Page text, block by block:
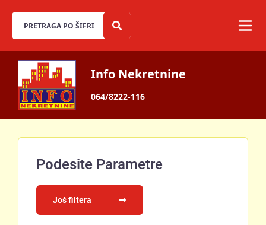
Info Nekretnine
064/8222-116
Podesite Parametre
Još filtera